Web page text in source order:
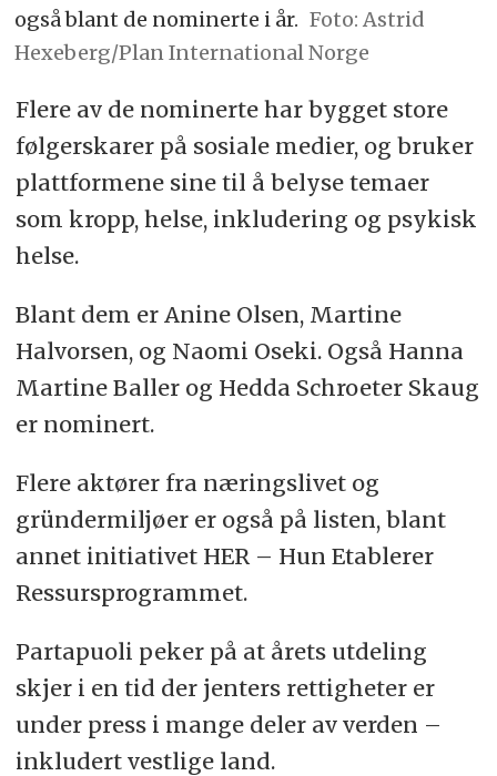
også blant de nominerte i år. Foto: Astrid
Hexeberg/Plan International Norge
Flere av de nominerte har bygget store
følgerskarer på sosiale medier, og bruker
plattformene sine til å belyse temaer
som kropp, helse, inkludering og psykisk
helse.
Blant dem er Anine Olsen, Martine
Halvorsen, og Naomi Oseki. Også Hanna
Martine Baller og Hedda Schroeter Skaug
er nominert.
Flere aktører fra næringslivet og
gründermiljøer er også på listen, blant
annet initiativet HER – Hun Etablerer
Ressursprogrammet.
Partapuoli peker på at årets utdeling
skjer i en tid der jenters rettigheter er
under press i mange deler av verden –
inkludert vestlige land.